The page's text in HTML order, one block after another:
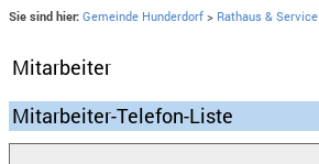
Sie sind hier: Gemeinde Hunderdorf > Rathaus & Service
Mitarbeiter
Mitarbeiter-Telefon-Liste